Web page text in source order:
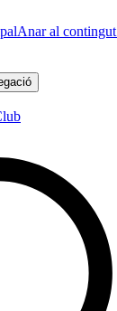
Anar al contingut